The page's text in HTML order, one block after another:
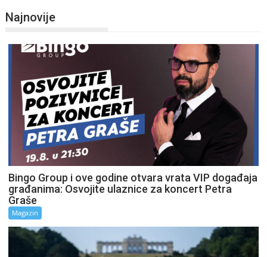
Najnovije
Bingo Group i ove godine otvara vrata VIP događaja
građanima: Osvojite ulaznice za koncert Petra
Graše
Magazin